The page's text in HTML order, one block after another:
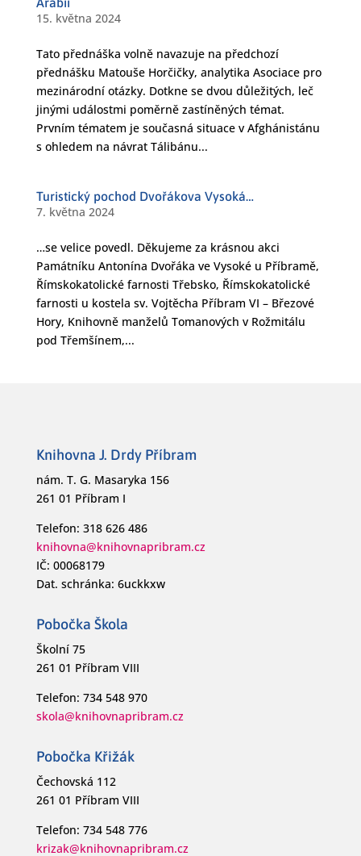
15. května 2024
Tato přednáška volně navazuje na předchozí
přednášku Matouše Horčičky, analytika Asociace pro
mezinárodní otázky. Dotkne se dvou důležitých, leč
jinými událostmi poměrně zastíněných témat.
Prvním tématem je současná situace v Afghánistánu
s ohledem na návrat Tálibánu...
Turistický pochod Dvořákova Vysoká…
7. května 2024
…se velice povedl. Děkujeme za krásnou akci
Památníku Antonína Dvořáka ve Vysoké u Příbramě,
Římskokatolické farnosti Třebsko, Římskokatolické
farnosti u kostela sv. Vojtěcha Příbram VI – Březové
Hory, Knihovně manželů Tomanových v Rožmitálu
pod Třemšínem,...
Knihovna J. Drdy Příbram
nám. T. G. Masaryka 156
261 01 Příbram I
Telefon: 318 626 486
knihovna@knihovnapribram.cz
IČ: 00068179
Dat. schránka: 6uckkxw
Pobočka Škola
Školní 75
261 01 Příbram VIII
Telefon: 734 548 970
skola@knihovnapribram.cz
Pobočka Křižák
Čechovská 112
261 01 Příbram VIII
Telefon: 734 548 776
krizak@knihovnapribram.cz